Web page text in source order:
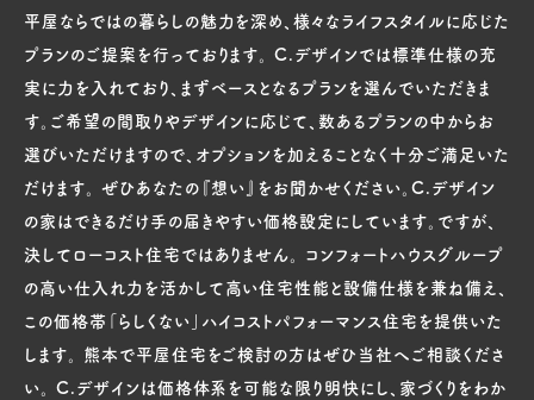
平屋ならではの暮らしの魅力を深め、様々なライフスタイルに応じた
プランのご提案を行っております。 C.デザインでは標準仕様の充
実に力を入れており、まずベースとなるプランを選んでいただきま
す。ご希望の間取りやデザインに応じて、数あるプランの中からお
選びいただけますので、オプションを加えることなく十分ご満足いた
だけます。 ぜひあなたの『想い』をお聞かせください。C.デザイン
の家はできるだけ手の届きやすい価格設定にしています。ですが、
決してローコスト住宅ではありません。 コンフォートハウスグループ
の高い仕入れ力を活かして高い住宅性能と設備仕様を兼ね備え、
この価格帯「らしくない」ハイコストパフォーマンス住宅を提供いた
します。 熊本で平屋住宅をご検討の方はぜひ当社へご相談くださ
い。 C.デザインは価格体系を可能な限り明快にし、家づくりをわか